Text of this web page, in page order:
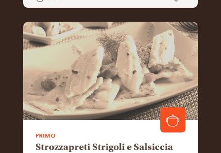
PRIMO
Strozzapreti Strigoli e Salsiccia